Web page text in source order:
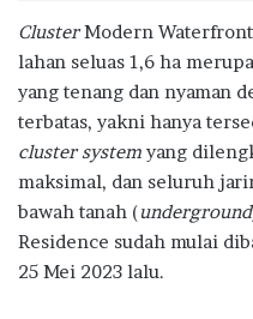
ClusterModern Waterfront
lahan seluas 1,6 ha
yang tenang dan nyaman
terbatas, yakni hanya
cluster system yang
maksimal, dan seluruh
bawah tanah (underground
Residence sudah mulai
25 Mei 2023 lalu.